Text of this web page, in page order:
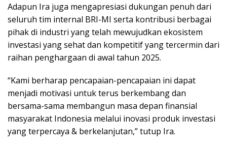
Adapun Ira juga mengapresiasi dukungan penuh dari
seluruh tim internal BRI-MI serta kontribusi berbagai
pihak di industri yang telah mewujudkan ekosistem
investasi yang sehat dan kompetitif yang tercermin dari
raihan penghargaan di awal tahun 2025.
“Kami berharap pencapaian-pencapaian ini dapat
menjadi motivasi untuk terus berkembang dan
bersama-sama membangun masa depan finansial
masyarakat Indonesia melalui inovasi produk investasi
yang terpercaya & berkelanjutan,” tutup Ira.